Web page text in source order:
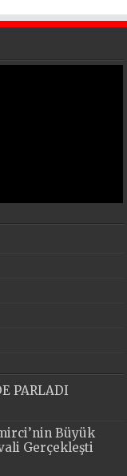
PARLADI
Büyük
Gerçekleşti